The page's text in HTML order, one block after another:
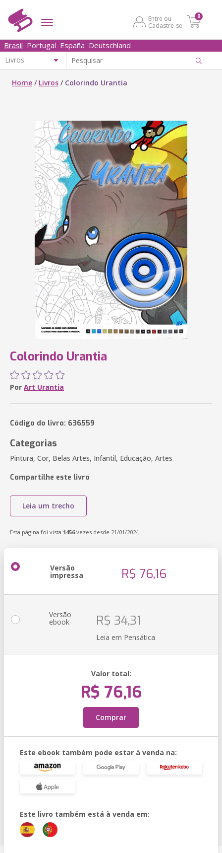
Entre ou
Cadastre-se
0
Brasil Portugal España Deutschland
Home / Livros / Colorindo Urantia
Colorindo Urantia
Por Art Urantia
Código do livro: 636559
Categorias
Pintura, Cor, Belas Artes, Infantil, Educação, Artes
Compartilhe este livro
Leia um trecho
Esta página foi vista 1456vezes desde 21/01/2024
Versão
impressa R$ 76,16
Versão
ebook R$ 34,31
Leia em Pensática
Valor total:
R$ 76,16
Comprar
Este ebook também pode estar à venda na:
Este livro também está à venda em: